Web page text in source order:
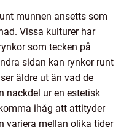
munnen ansetts som
Vissa kulturer har
som tecken på
sidan kan rynkor runt
äldre ut än vad de
nackdel ur en estetisk
ihåg att attityder
variera mellan olika tider